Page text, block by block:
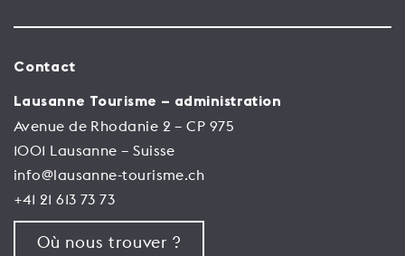
Contact
Lausanne Tourisme – administration
Avenue de Rhodanie 2 – CP 975
1001 Lausanne – Suisse
info@lausanne-tourisme.ch
+41 21 613 73 73
Où nous trouver ?